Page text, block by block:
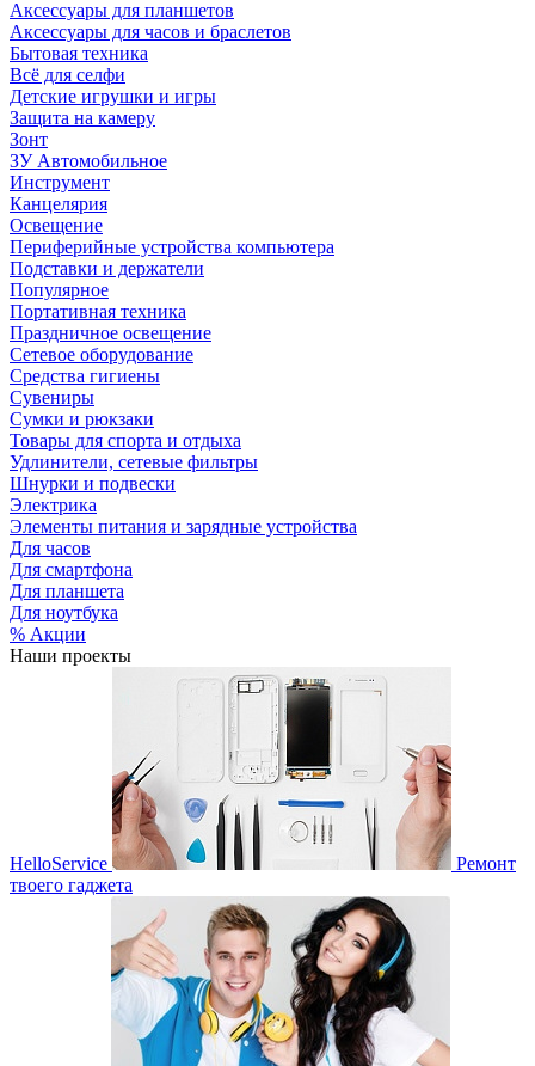
Аксессуары для планшетов
Аксессуары для часов и браслетов
Бытовая техника
Всё для селфи
Детские игрушки и игры
Защита на камеру
Зонт
ЗУ Автомобильное
Инструмент
Канцелярия
Освещение
Периферийные устройства компьютера
Подставки и держатели
Популярное
Портативная техника
Праздничное освещение
Сетевое оборудование
Средства гигиены
Сувениры
Сумки и рюкзаки
Товары для спорта и отдыха
Удлинители, сетевые фильтры
Шнурки и подвески
Электрика
Элементы питания и зарядные устройства
Для часов
Для смартфона
Для планшета
Для ноутбука
% Акции
Наши проекты
HelloService
Ремонт
твоего гаджета